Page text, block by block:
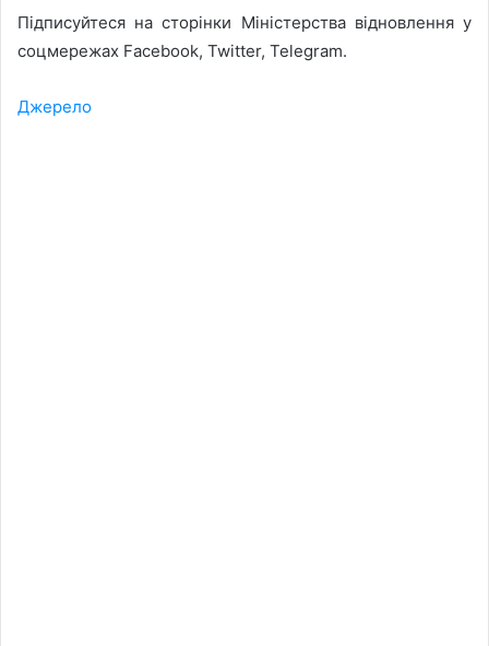
Підписуйтеся на сторінки Міністерства відновлення у
соцмережах Facebook, Twitter, Telegram.
Джерело